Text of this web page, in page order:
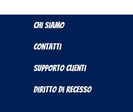
Chi Siamo
Contatti
Supporto Clienti
Diritto di Recesso